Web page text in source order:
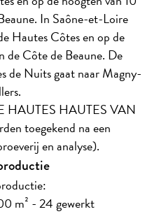
In Saône-et-Loire
Hautes Côtes en op de
de Côte de Beaune. De
de Nuits gaat naar Magny-
HAUTES HAUTES VAN
toegekend na een
en analyse).
m² - 24 gewerkt